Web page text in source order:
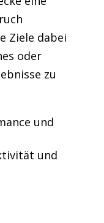
Ziele dabei
oder
zu
und
und